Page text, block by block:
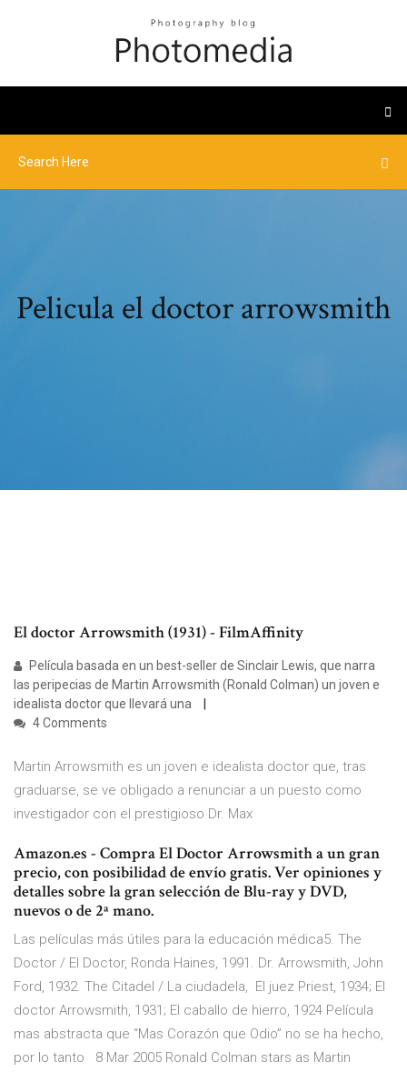
Pelicula el doctor arrowsmith
El doctor Arrowsmith (1931) - FilmAffinity
Película basada en un best-seller de Sinclair Lewis, que narra
las peripecias de Martin Arrowsmith (Ronald Colman) un joven e
idealista doctor que llevará una
4 Comments
Martin Arrowsmith es un joven e idealista doctor que, tras
graduarse, se ve obligado a renunciar a un puesto como
investigador con el prestigioso Dr. Max
Amazon.es - Compra El Doctor Arrowsmith a un gran
precio, con posibilidad de envío gratis. Ver opiniones y
detalles sobre la gran selección de Blu-ray y DVD,
nuevos o de 2ª mano.
Las películas más útiles para la educación médica5. The
Doctor / El Doctor, Ronda Haines, 1991. Dr. Arrowsmith, John
Ford, 1932. The Citadel / La ciudadela, El juez Priest, 1934; El
doctor Arrowsmith, 1931; El caballo de hierro, 1924 Película
mas abstracta que “Mas Corazón que Odio” no se ha hecho,
por lo tanto 8 Mar 2005 Ronald Colman stars as Martin